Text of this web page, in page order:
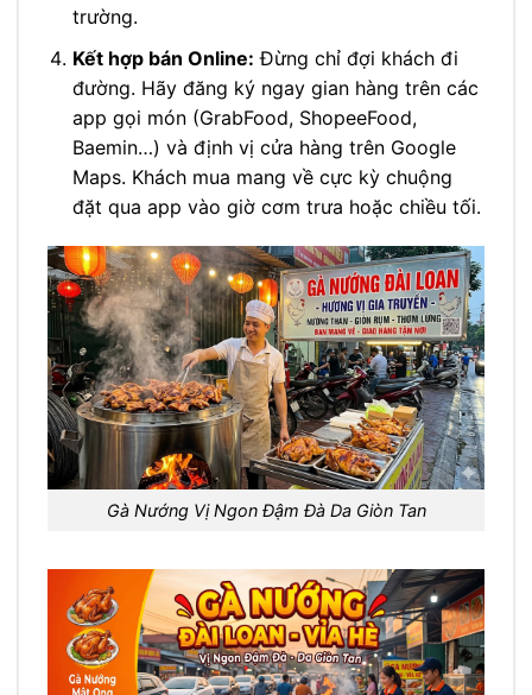
trường.
Kết hợp bán Online: Đừng chỉ đợi khách đi
đường. Hãy đăng ký ngay gian hàng trên các
app gọi món (GrabFood, ShopeeFood,
Baemin…) và định vị cửa hàng trên Google
Maps. Khách mua mang về cực kỳ chuộng
đặt qua app vào giờ cơm trưa hoặc chiều tối.
Gà Nướng Vị Ngon Đậm Đà Da Giòn Tan